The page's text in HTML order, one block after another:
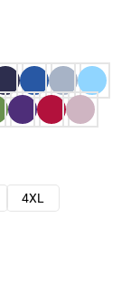
4XL